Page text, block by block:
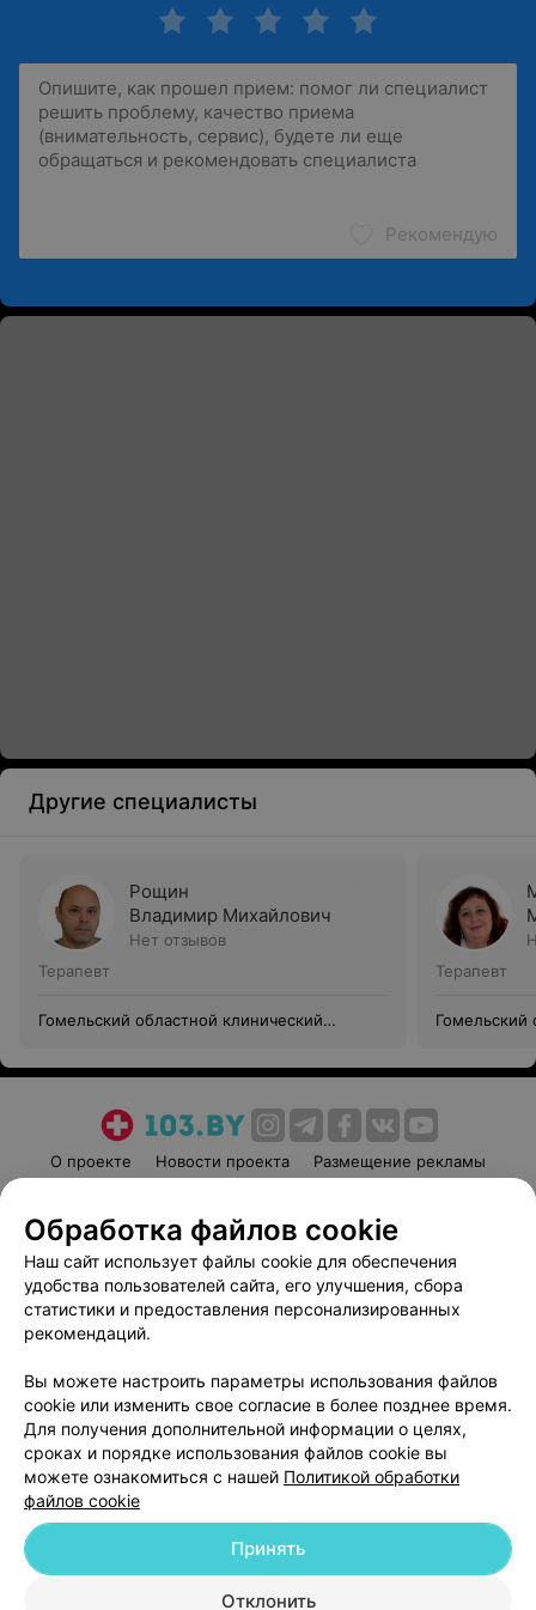
Рекомендую
Другие специалисты
Рощин
Владимир Михайлович
Нет отзывов
Терапевт
Гомельский областной клинический
Терапевт
Гомельский
О проекте Новости проекта
Размещение рекламы
Пользовательское соглашение
Способы оплаты
Вакансии
Партнеры
Написать руководителю 103.by
Обработка персональных данных
© 2026 ООО «Артокс Лаб», УНП 191700409
| 220012, Республика Беларусь,
Обработка файлов cookie
Наш сайт использует файлы cookie для обеспечения
удобства пользователей сайта, его улучшения, сбора
статистики и предоставления персонализированных
рекомендаций.
Вы можете настроить параметры использования файлов
cookie или изменить свое согласие в более позднее время.
Для получения дополнительной информации о целях,
сроках и порядке использования файлов cookie вы
можете ознакомиться с нашей Политикой обработки
файлов cookie
Отклонить
Принять